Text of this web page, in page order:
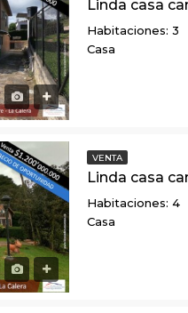
Habitaciones: 3
Casa
VENTA
Habitaciones: 4
Casa